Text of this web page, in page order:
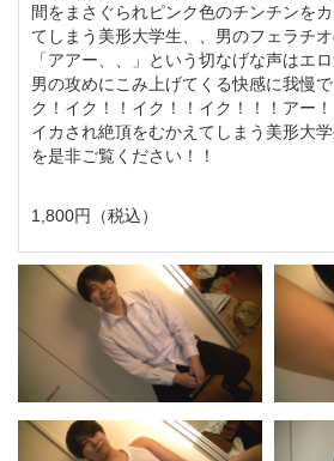
間をまさぐられピンク色のチンチンを
てしまう美形大学生、、男のフェラチ
「アアー、、」という切なげな声はエ
男の攻めにこみ上げてくる快感に我慢
ク！イク！！イク！！イク！！！アー
イカされ絶頂をむかえてしまう美形大
を是非ご覧ください！！
1,800円（税込）